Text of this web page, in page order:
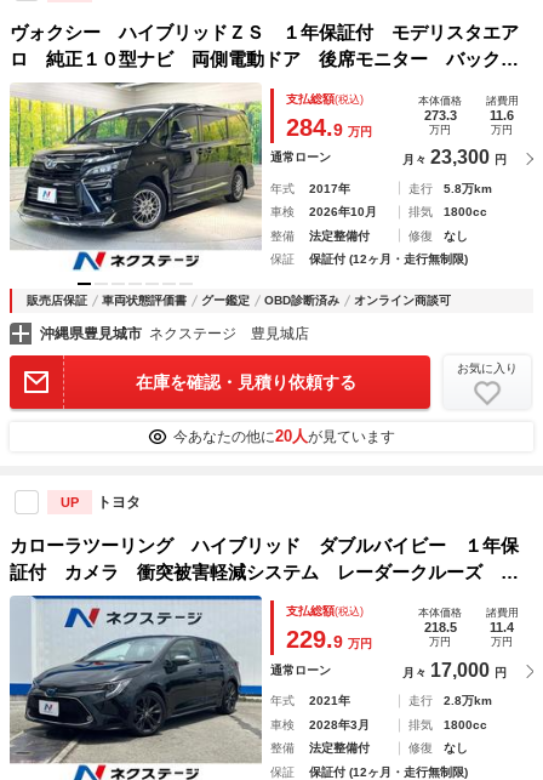
ヴォクシー ハイブリッドＺＳ １年保証付 モデリスタエア
ロ 純正１０型ナビ 両側電動ドア 後席モニター バックカ
メラ 衝突軽減 禁煙車 スマートキー ＬＥＤヘッド ＥＴ
Ｃ クルコン 純正１６インチＡＷ オートハイビーム
支払総額(税込)
284.9 万円
本体価格
273.3
万円
諸費用
11.6
万円
通常ローン 月々 23,300 円
年式 2017年 走行
5.8万km
車検
2026年10月 排気
1800cc
整備
法定整備付 修復
なし
保証
保証付 (12ヶ月・走行無制限)
販売店保証 車両状態評価書 グー鑑定 OBD診断済み オンライン商談可
沖縄県豊見城市 ネクステージ 豊見城店
在庫を確認・見積り依頼する
お気に入り
今あなたの他に20人が見ています
UP トヨタ
カローラツーリング ハイブリッド ダブルバイビー １年保
証付 カメラ 衝突被害軽減システム レーダークルーズ 禁
煙車 ハーフレザーシート スマートキー ＬＥＤヘッド ビ
ルトインＥＴＣ 純正１６インチアルミ オートハイビーム
車線逸脱警報
支払総額(税込)
229.9 万円
本体価格
218.5
万円
諸費用
11.4
万円
通常ローン 月々 17,000 円
年式 2021年 走行
2.8万km
車検
2028年3月 排気
1800cc
整備
法定整備付 修復
なし
保証
保証付 (12ヶ月・走行無制限)